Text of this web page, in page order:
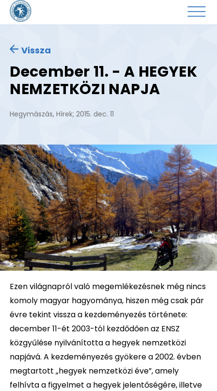
Vissza
December 11. - A HEGYEK
NEMZETKÖZI NAPJA
Hegymászás, Hírek; 2015. dec. 11
Ezen világnapról való megemlékezésnek még nincs
komoly magyar hagyománya, hiszen még csak pár
évre tekint vissza a kezdeményezés története:
december 11-ét 2003-tól kezdődően az ENSZ
közgyűlése nyilvánította a hegyek nemzetközi
napjává. A kezdeményezés gyökere a 2002. évben
megtartott „hegyek nemzetközi éve”, amely
felhívta a figyelmet a hegyek jelentőségére, illetve